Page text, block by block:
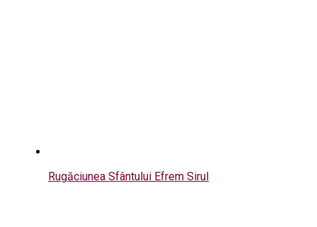
Rugăciunea Sfântului Efrem Sirul